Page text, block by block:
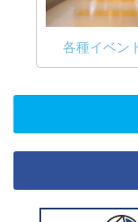
建物メンテ